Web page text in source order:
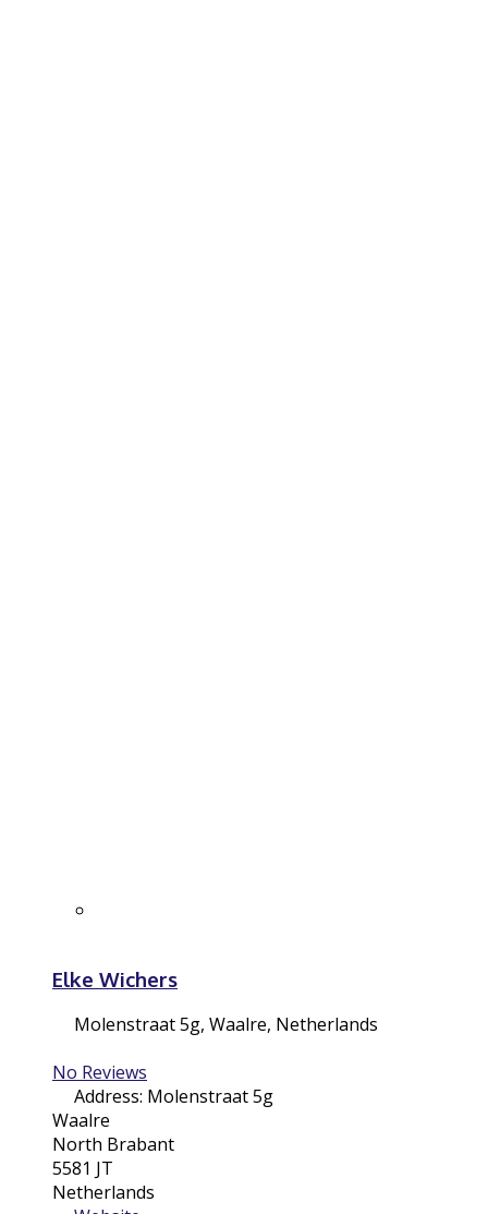
Elke Wichers
Molenstraat 5g, Waalre, Netherlands
No Reviews
Address: Molenstraat 5g
Waalre
North Brabant
5581 JT
Netherlands